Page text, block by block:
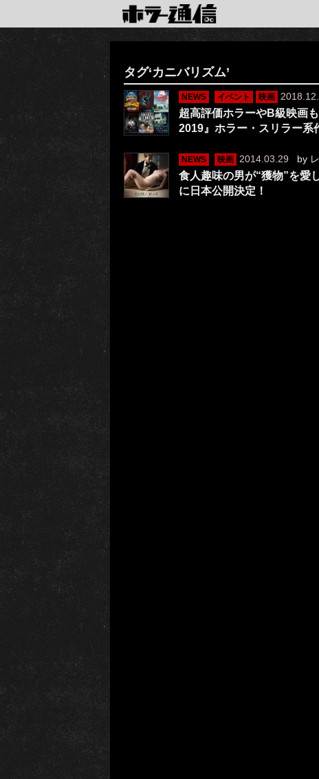
タグ‘カニバリズム’
NEWS イベント 映画
超高評価ホラーやB級映画
2019』ホラー・スリラー系
NEWS 映画 2014.03.29 by
食人趣味の男が“獲物”を
に日本公開決定！